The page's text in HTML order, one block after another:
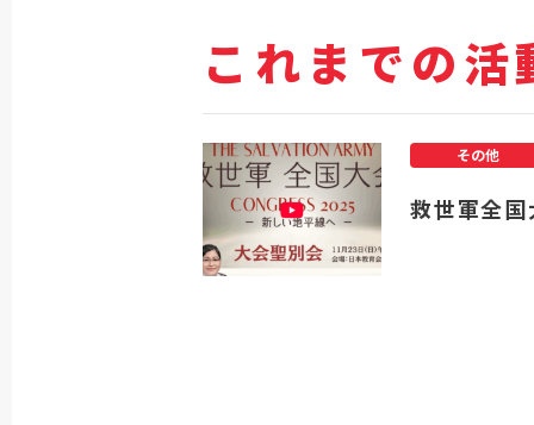
これまでの活
救世軍全
その他